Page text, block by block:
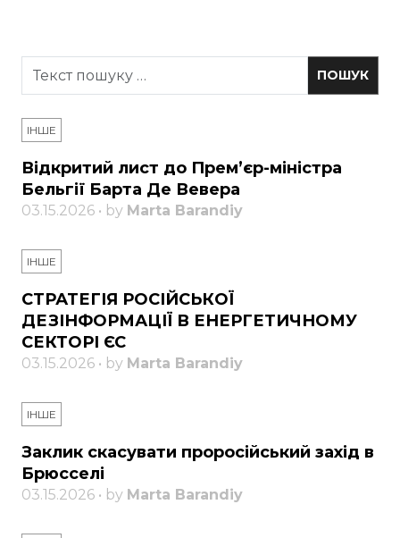
ІНШЕ
Відкритий лист до Прем’єр-міністра
Бельгії Барта Де Вевера
03.15.2026 • by Marta Barandiy
ІНШЕ
СТРАТЕГІЯ РОСІЙСЬКОЇ
ДЕЗІНФОРМАЦІЇ В ЕНЕРГЕТИЧНОМУ
СЕКТОРІ ЄС
03.15.2026 • by Marta Barandiy
ІНШЕ
Заклик скасувати проросійський захід в
Брюсселі
03.15.2026 • by Marta Barandiy